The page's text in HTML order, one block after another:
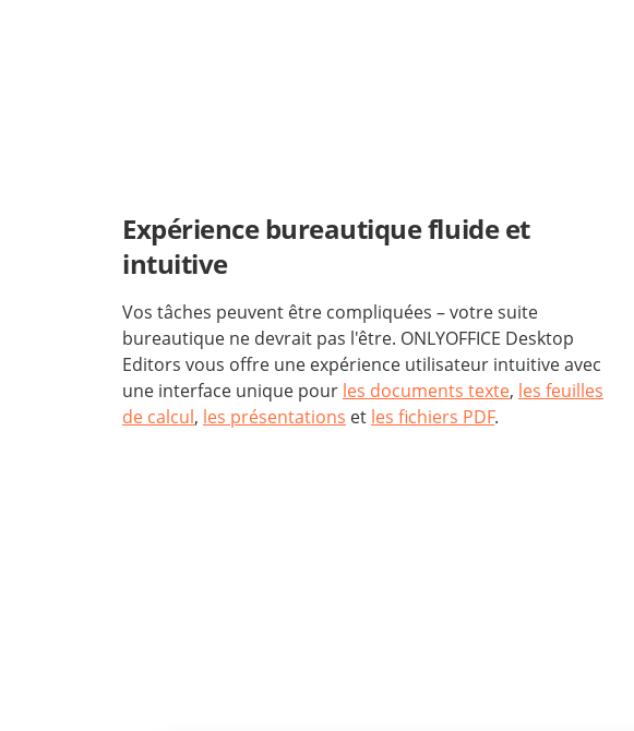
Expérience bureautique fluide et
intuitive
Vos tâches peuvent être compliquées – votre suite
bureautique ne devrait pas l'être. ONLYOFFICE Desktop
Editors vous offre une expérience utilisateur intuitive avec
une interface unique pour les documents texte, les feuilles
de calcul, les présentations et les fichiers PDF.